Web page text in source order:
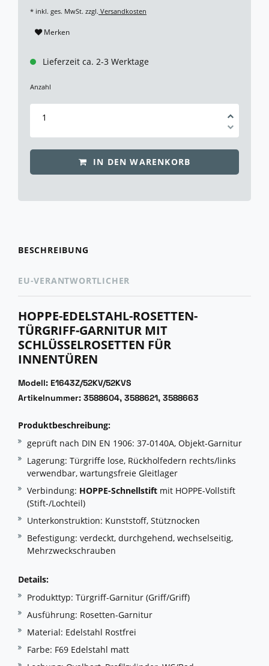
* inkl. ges. MwSt. zzgl. Versandkosten
Merken
Lieferzeit ca. 2-3 Werktage
Anzahl
IN DEN WARENKORB
BESCHREIBUNG
EU-VERANTWORTLICHER
HOPPE-EDELSTAHL-ROSETTEN-
TÜRGRIFF-GARNITUR MIT
SCHLÜSSELROSETTEN FÜR
INNENTÜREN
Modell: E1643Z/52KV/52KVS
Artikelnummer: 3588604, 3588621, 3588663
Produktbeschreibung:
geprüft nach DIN EN 1906: 37-0140A, Objekt-Garnitur
Lagerung: Türgriffe lose, Rückholfedern rechts/links
verwendbar, wartungsfreie Gleitlager
Verbindung: HOPPE-Schnellstift mit HOPPE-Vollstift
(Stift-/Lochteil)
Unterkonstruktion: Kunststoff, Stütznocken
Befestigung: verdeckt, durchgehend, wechselseitig,
Mehrzweckschrauben
Details:
Produkttyp: Türgriff-Garnitur (Griff/Griff)
Ausführung: Rosetten-Garnitur
Material: Edelstahl Rostfrei
Farbe: F69 Edelstahl matt